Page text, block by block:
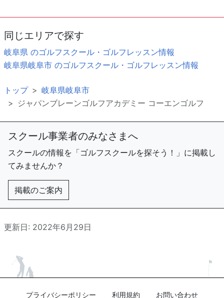
同じエリアで探す
岐阜県 のゴルフスクール・ゴルフレッスン情報
岐阜県岐阜市 のゴルフスクール・ゴルフレッスン情報
トップ
岐阜県岐阜市
ジャパンブレーンゴルフアカデミー コーエンゴルフ
スクール事業者のみなさまへ
スクールの情報を「ゴルフスクールを探そう！」に掲載し
てみませんか？
掲載のご案内
更新日: 2022年6月29日
プライバシーポリシー 利用規約 お問い合わせ